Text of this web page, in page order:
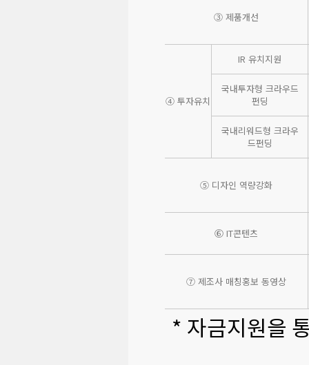
③ 제품개선
④ 투자유치
IR 유치지원
국내투자형 크라우드
펀딩
국내리워드형 크라우
드펀딩
⑤ 디자인 역량강화
⑥ IT콘텐츠
⑦ 제조사 매칭홍보 동영상
* 자금지원을